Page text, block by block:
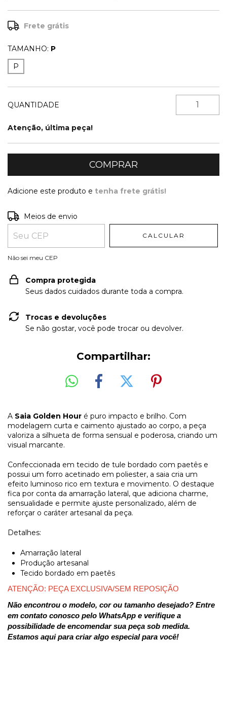
Frete grátis
TAMANHO: P
P
QUANTIDADE
Atenção, última peça!
Adicione este produto e tenha frete grátis!
Entregas para o CEP:
Meios de envio
CALCULAR
Não sei meu CEP
Compra protegida
Seus dados cuidados durante toda a compra.
Trocas e devoluções
Se não gostar, você pode trocar ou devolver.
Compartilhar:
A Saia Golden Hour é puro impacto e brilho. Com
modelagem curta e caimento ajustado ao corpo, a peça
valoriza a silhueta de forma sensual e poderosa, criando um
visual marcante.
Confeccionada em tecido de tule bordado com paetês e
possui um forro acetinado em poliester, a saia cria um
efeito luminoso rico em textura e movimento. O destaque
fica por conta da amarração lateral, que adiciona charme,
sensualidade e permite ajuste personalizado, além de
reforçar o caráter artesanal da peça.
Detalhes:
Amarração lateral
Produção artesanal
Tecido bordado em paetês
ATENÇÃO: PEÇA EXCLUSIVA/SEM REPOSIÇÃO
Não encontrou o modelo, cor ou tamanho desejado? Entre
em contato conosco pelo WhatsApp e verifique a
possibilidade de encomendar sua peça sob medida.
Estamos aqui para criar algo especial para você!